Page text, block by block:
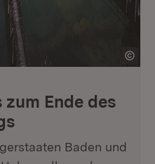
Ende des
Baden und